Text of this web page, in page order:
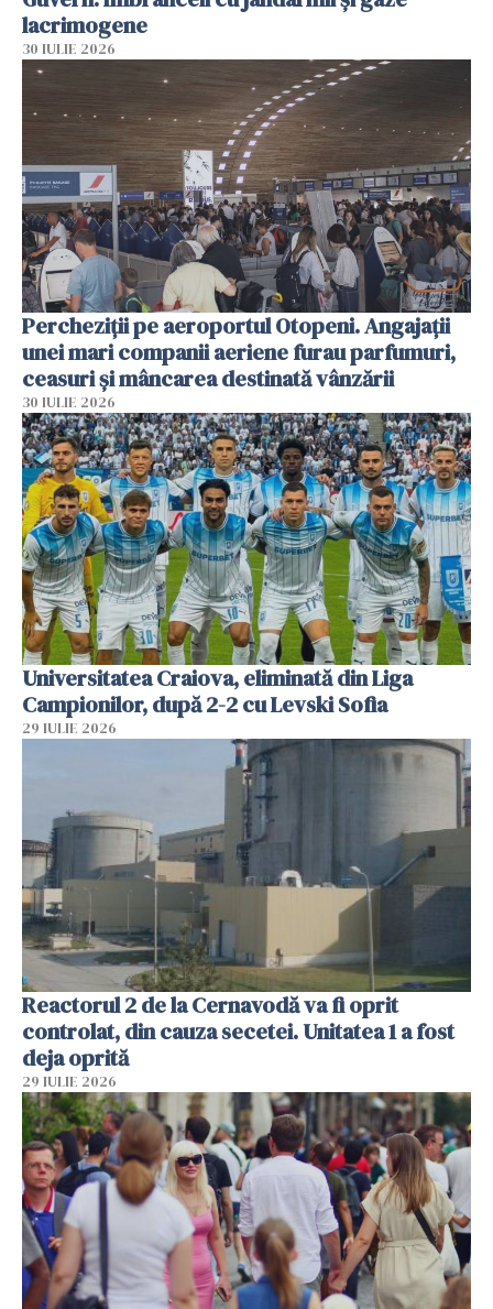
lacrimogene
30 IULIE 2026
Percheziții pe aeroportul Otopeni. Angajații
unei mari companii aeriene furau parfumuri,
ceasuri și mâncarea destinată vânzării
30 IULIE 2026
Universitatea Craiova, eliminată din Liga
Campionilor, după 2-2 cu Levski Sofia
29 IULIE 2026
Reactorul 2 de la Cernavodă va fi oprit
controlat, din cauza secetei. Unitatea 1 a fost
deja oprită
29 IULIE 2026